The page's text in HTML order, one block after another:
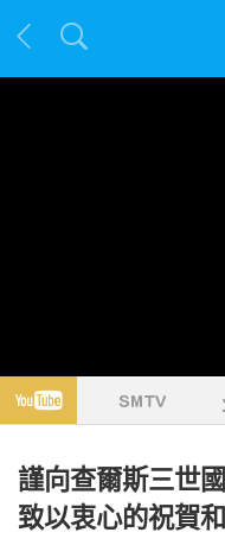
謹向查爾斯三世
致以衷心的祝賀